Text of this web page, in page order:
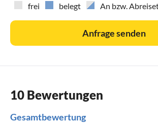
frei
belegt An bzw.
Anfrage senden
10 Bewertungen
Gesamtbewertung